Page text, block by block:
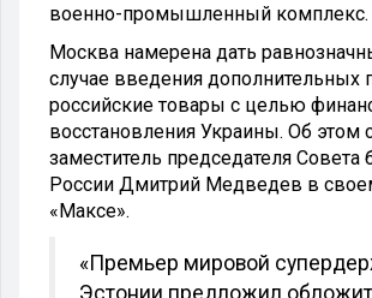
военно-промышленный комплекс.
Москва намерена дать
случае введения дополнительных
российские товары с целью
восстановления Украины. Об этом
заместитель председателя Совета
России Дмитрий Медведев в
«Максе».
«Премьер мировой
Эстонии предложил